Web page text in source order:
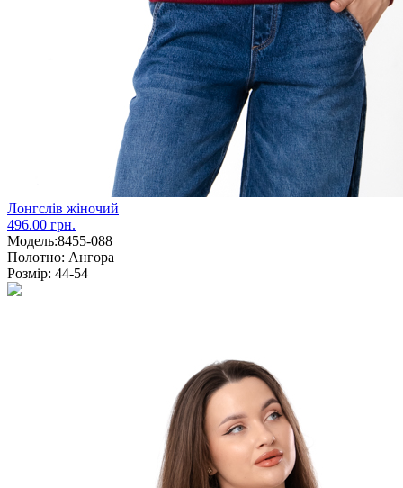
Лонгслів жіночий
496.00 грн.
Модель:8455-088
Полотно: Ангора
Розмір: 44-54